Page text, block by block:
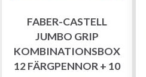
FABER-CASTELL
JUMBO GRIP
KOMBINATIONSBOX
12 FÄRGPENNOR + 10